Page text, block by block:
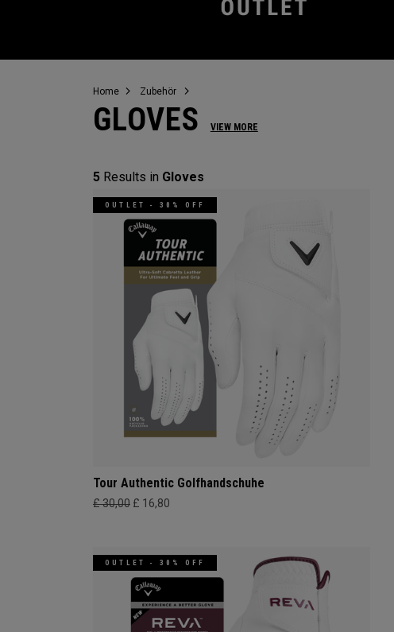
Home Zubehör
GLOVES VIEW MORE
5 Results in Gloves
OUTLET - 30% OFF
Tour Authentic Golfhandschuhe
£ 30,00 £ 16,80
OUTLET - 30% OFF